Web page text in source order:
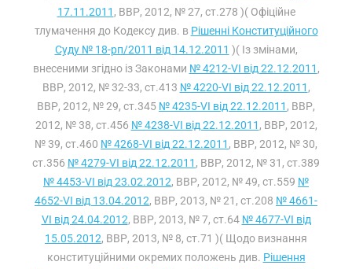
17.11.2011 , ВВР, 2012, № 27, ст.278 )( Офіційне
тлумачення до Кодексу див. в Рішенні Конституційного
Суду № 18-рп/2011 від 14.12.2011 )( Із змінами,
внесеними згідно із Законами № 4212-VI від 22.12.2011 ,
ВВР, 2012, № 32-33, ст.413 № 4220-VI від 22.12.2011 ,
ВВР, 2012, № 29, ст.345 № 4235-VI від 22.12.2011 , ВВР,
2012, № 38, ст.456 № 4238-VI від 22.12.2011 , ВВР, 2012,
№ 39, ст.460 № 4268-VI від 22.12.2011 , ВВР, 2012, № 30,
ст.356 № 4279-VI від 22.12.2011 , ВВР, 2012, № 31, ст.389
№ 4453-VI від 23.02.2012, ВВР, 2012, № 49, ст.559 №
4652-VI від 13.04.2012, ВВР, 2013, № 21, ст.208 № 4661-
VI від 24.04.2012, ВВР, 2013, № 7, ст.64 № 4677-VI від
15.05.2012, ВВР, 2013, № 8, ст.71 )( Щодо визнання
конституційними окремих положень див. Рішення